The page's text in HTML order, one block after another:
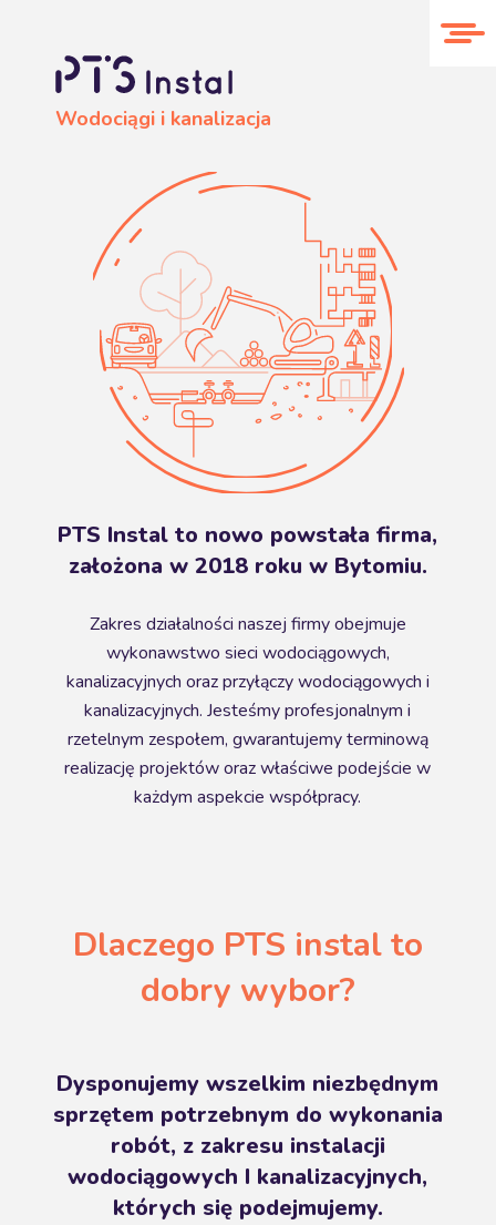
Wodociągi i kanalizacja
Kontakt
PTS Instal to nowo powstała firma,
założona w 2018 roku w Bytomiu.
Zakres działalności naszej firmy obejmuje
wykonawstwo sieci wodociągowych,
kanalizacyjnych oraz przyłączy wodociągowych i
kanalizacyjnych. Jesteśmy profesjonalnym i
rzetelnym zespołem, gwarantujemy terminową
realizację projektów oraz właściwe podejście w
każdym aspekcie współpracy.
Dlaczego PTS instal to
dobry wybor?
Dysponujemy wszelkim niezbędnym
sprzętem potrzebnym do wykonania
robót, z zakresu instalacji
wodociągowych I kanalizacyjnych,
których się podejmujemy.